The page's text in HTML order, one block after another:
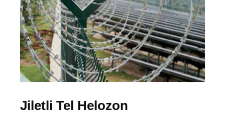
Jiletli Tel Helozon